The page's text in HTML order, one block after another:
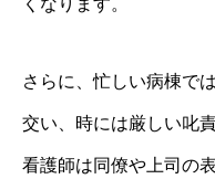
さらに、忙しい病棟で
交い、時には厳しい叱
看護師は同僚や上司の